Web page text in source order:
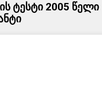
ტესტი 2005 წელი